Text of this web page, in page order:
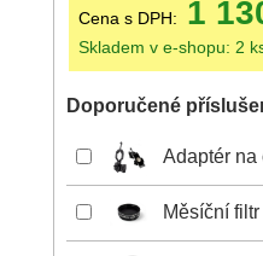
Cena s DPH: 1
Skladem v e-shopu: 2
Doporučené
Adaptér na
Měsíční